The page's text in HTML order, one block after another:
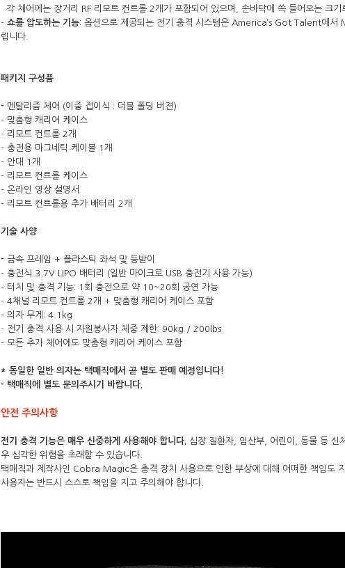
각 체어에는 장거리 RF 리모트 컨트롤 2개가 포함되어 있으며, 손바닥에 쏙 들어오는 크기
- 쇼를 압도하는 기능: 옵션으로 제공되는 전기 충격 시스템은 America’s Got Talent에서
립니다.
패키지 구성품
- 멘탈리즘 체어 (이중 접이식 : 더블 폴딩 버젼)
- 맞춤형 캐리어 케이스
- 리모트 컨트롤 2개
- 충전용 마그네틱 케이블 1개
- 안대 1개
- 리모트 컨트롤 케이스
- 온라인 영상 설명서
- 리모트 컨트롤용 추가 배터리 2개
기술 사양
- 금속 프레임 + 플라스틱 좌석 및 등받이
- 충전식 3.7V LIPO 배터리 (일반 마이크로 USB 충전기 사용 가능)
- 터치 및 충격 기능: 1회 충전으로 약 10~20회 공연 가능
- 4채널 리모트 컨트롤 2개 + 맞춤형 캐리어 케이스 포함
- 의자 무게: 4.1kg
- 전기 충격 사용 시 자원봉사자 체중 제한: 90kg / 200lbs
- 모든 추가 체어에도 맞춤형 캐리어 케이스 포함
* 동일한 일반 의자는 택매직에서 곧 별도 판매 예정입니다!
- 택매직에 별도 문의주시기 바랍니다.
안전 주의사항
전기 충격 기능은 매우 신중하게 사용해야 합니다.
심장 질환자, 임산부, 어린이, 동물 등 신
우 심각한 위험을 초래할 수 있습니다.
택매직과 제작사인 Cobra Magic은 충격 장치 사용으로 인한 부상에 대해 어떠한 책임도
사용자는 반드시 스스로 책임을 지고 주의해야 합니다.